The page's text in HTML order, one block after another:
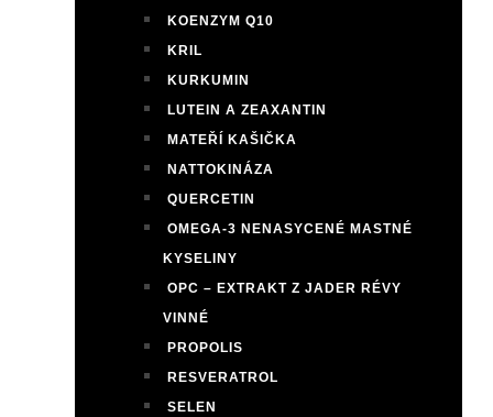
KOENZYM Q10
KRIL
KURKUMIN
LUTEIN A ZEAXANTIN
MATEŘÍ KAŠIČKA
NATTOKINÁZA
QUERCETIN
OMEGA-3 NENASYCENÉ MASTNÉ
KYSELINY
OPC – EXTRAKT Z JADER RÉVY
VINNÉ
PROPOLIS
RESVERATROL
SELEN